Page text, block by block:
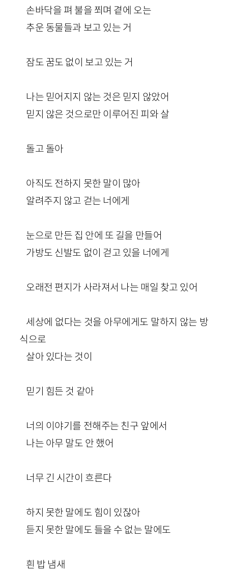
손바닥을 펴 불을 쬐며 곁에 오는
추운 동물들과 보고 있는 거
잠도 꿈도 없이 보고 있는 거
나는 믿어지지 않는 것은 믿지 않았어
믿지 않은 것으로만 이루어진 피와 살
돌고 돌아
아직도 전하지 못한 말이 많아
알려주지 않고 걷는 너에게
눈으로 만든 집 안에 또 길을 만들어
가방도 신발도 없이 걷고 있을 너에게
오래전 편지가 사라져서 나는 매일 찾고 있어
세상에 없다는 것을 아무에게도 말하지 않는 방
식으로
살아 있다는 것이
믿기 힘든 것 같아
너의 이야기를 전해주는 친구 앞에서
나는 아무 말도 안 했어
너무 긴 시간이 흐른다
하지 못한 말에도 힘이 있잖아
듣지 못한 말에도 들을 수 없는 말에도
흰 밥 냄새